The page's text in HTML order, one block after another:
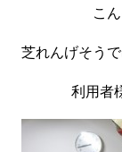
こ
芝れんげそう
利用者